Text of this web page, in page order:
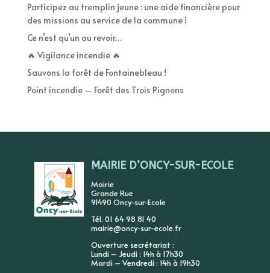
Participez au tremplin jeune : une aide financière pour
des missions au service de la commune !
Ce n’est qu’un au revoir…
🔥 Vigilance incendie 🔥
Sauvons la forêt de Fontainebleau !
Point incendie – Forêt des Trois Pignons
MAIRIE D’ONCY-SUR-ECOLE
Mairie
Grande Rue
91490 Oncy-sur-Ecole
Tél. 01 64 98 81 40
mairie@oncy-sur-ecole.fr
Ouverture secrétariat :
Lundi – Jeudi : 14h à 17h30
Mardi – Vendredi : 14h à 19h30